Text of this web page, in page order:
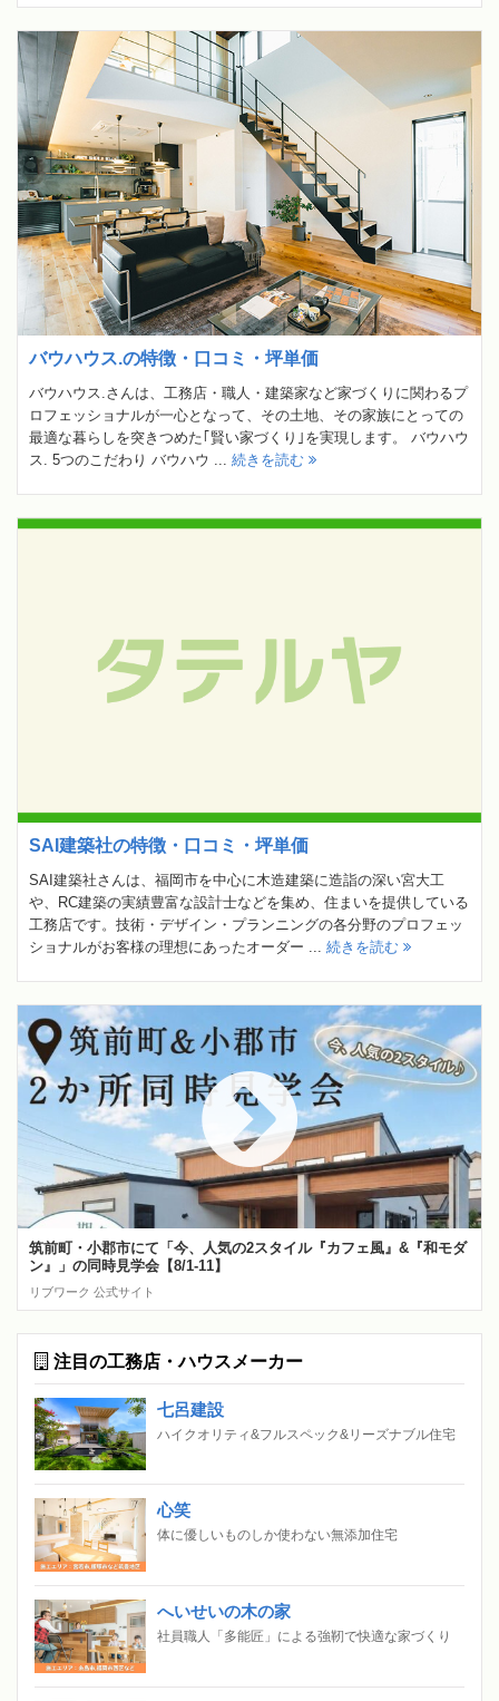
バウハウス.の特徴・口コミ・坪単価
バウハウス.さんは、工務店・職人・建築家など家づくりに関わるプ
ロフェッショナルが一心となって、その土地、その家族にとっての
最適な暮らしを突きつめた｢賢い家づくり｣を実現します。 バウハウ
ス. 5つのこだわり バウハウ ... 続きを読む
SAI建築社の特徴・口コミ・坪単価
SAI建築社さんは、福岡市を中心に木造建築に造詣の深い宮大工
や、RC建築の実績豊富な設計士などを集め、住まいを提供している
工務店です。技術・デザイン・プランニングの各分野のプロフェッ
ショナルがお客様の理想にあったオーダー ... 続きを読む
筑前町・小郡市にて「今、人気の2スタイル『カフェ風』&『和モダ
ン』」の同時見学会【8/1-11】
リブワーク 公式サイト
注目の工務店・ハウスメーカー
七呂建設
ハイクオリティ&フルスペック&リーズナブル住宅
心笑
体に優しいものしか使わない無添加住宅
へいせいの木の家
社員職人「多能匠」による強靭で快適な家づくり